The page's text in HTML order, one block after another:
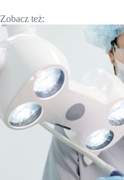
Zobacz też: